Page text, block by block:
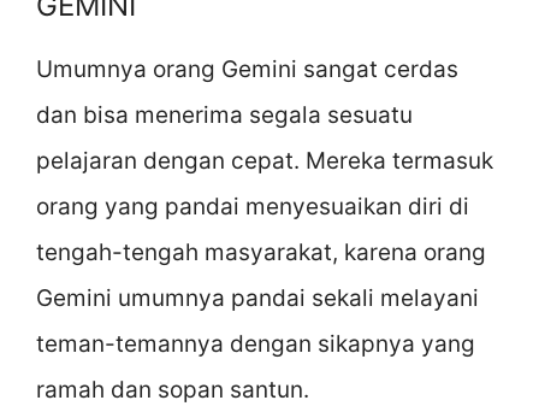
Umumnya orang Gemini sangat cerdas
dan bisa menerima segala sesuatu
pelajaran dengan cepat. Mereka termasuk
orang yang pandai menyesuaikan diri di
tengah-tengah masyarakat, karena orang
Gemini umumnya pandai sekali melayani
teman-temannya dengan sikapnya yang
ramah dan sopan santun.